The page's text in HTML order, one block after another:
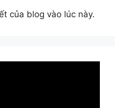
của blog vào lúc này.